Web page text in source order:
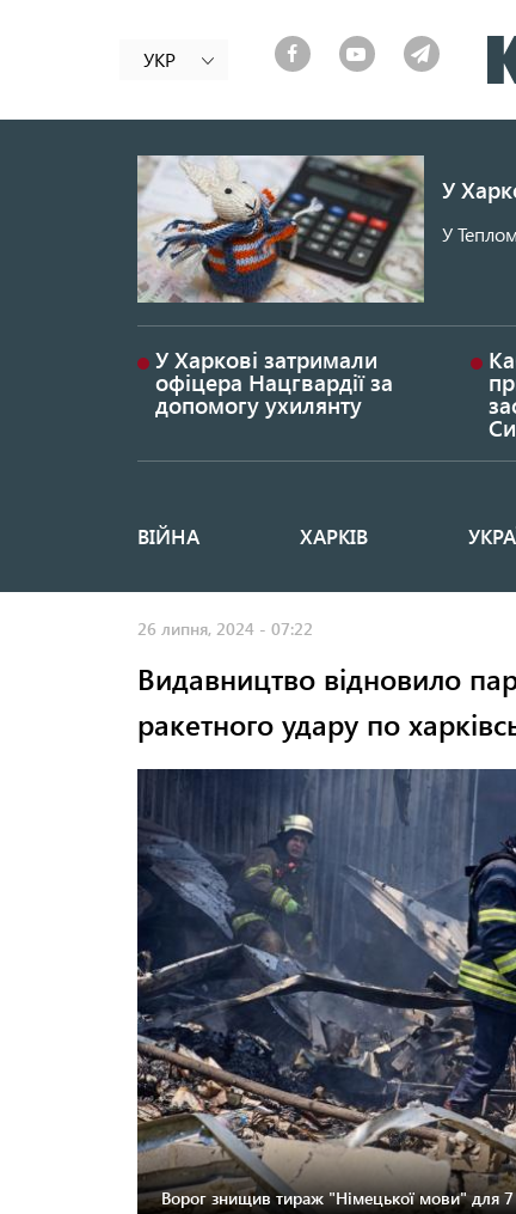
УКР
У
У
У Харкові затримали
офіцера Нацгвардії за
допомогу ухилянту
Основная
ВІЙНА ХАРКІВ
26 липня, 2024 - 07:22
Видавництво відновило
ракетного удару по
Ворог знищив тираж "Німецької мови" для 7